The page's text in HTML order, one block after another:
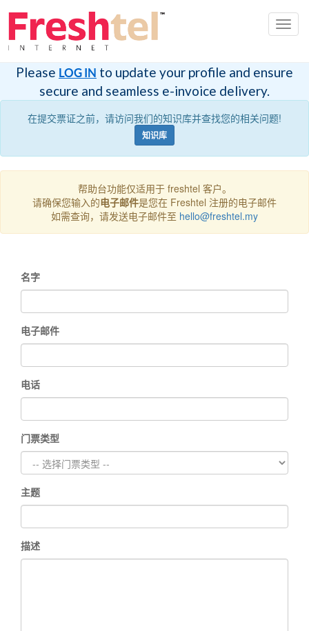
切
换
航
Please LOG IN to update your profile and ensure
secure and seamless e-invoice delivery.
在提交票证之前，请访问我们的知识库并查找您的相关问题!
知识库
帮助台功能仅适用于 freshtel 客户。
请确保您输入的电子邮件是您在 Freshtel 注册的电子邮件
如需查询，请发送电子邮件至 hello@freshtel.my
名字
电子邮件
电话
门票类型
主题
描述